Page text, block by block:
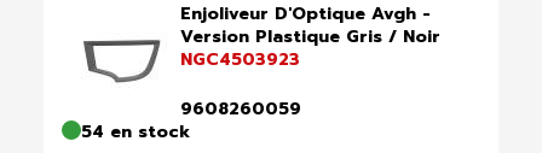
Enjoliveur D'Optique Avgh -
Version Plastique Gris / Noir
NGC4503923
9608260059
54 en stock